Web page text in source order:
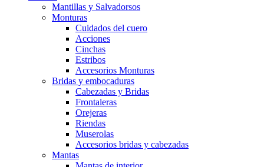
Mantillas y Salvadorsos
Monturas
Cuidados del cuero
Acciones
Cinchas
Estribos
Accesorios Monturas
Bridas y embocaduras
Cabezadas y Bridas
Frontaleras
Orejeras
Riendas
Muserolas
Accesorios bridas y cabezadas
Mantas